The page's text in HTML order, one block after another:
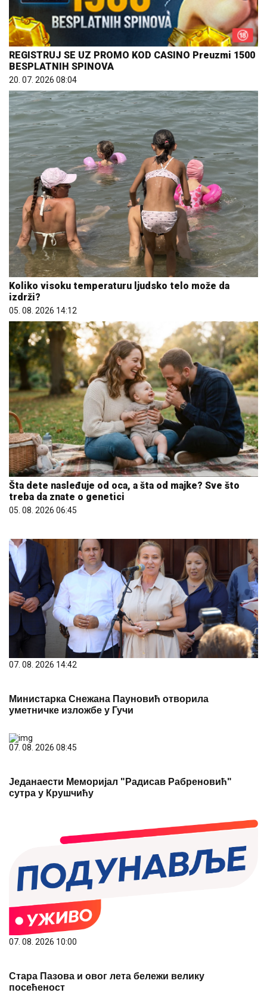
REGISTRUJ SE UZ PROMO KOD CASINO Preuzmi 1500
BESPLATNIH SPINOVA
20. 07. 2026 08:04
Koliko visoku temperaturu ljudsko telo može da
izdrži?
05. 08. 2026 14:12
Šta dete nasleđuje od oca, a šta od majke? Sve što
treba da znate o genetici
05. 08. 2026 06:45
07. 08. 2026 14:42
Министарка Снежана Пауновић отворила
уметничке изложбе у Гучи
07. 08. 2026 08:45
Једанаести Меморијал "Радисав Рабреновић"
сутра у Крушчићу
07. 08. 2026 10:00
Стара Пазова и овог лета бележи велику
посећеност